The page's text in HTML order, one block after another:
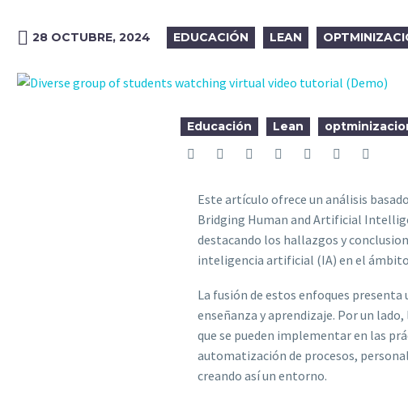
28 OCTUBRE, 2024 EDUCACIÓN LEAN
Educación Lean
Este artículo ofrece un análisis
Bridging Human and Artificial
destacando los hallazgos y
inteligencia artificial (IA) en el ámbito
La fusión de estos enfoques
enseñanza y aprendizaje. Por un
que se pueden implementar en las
automatización de procesos,
creando así un entorno.